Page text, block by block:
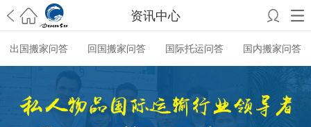
资讯中心
澳洲海运搬家回广州报关清关要怎么做？注意事项有哪些？
青岛市国际
大连市国际搬家服务到中
国台湾是一种怎样的体验？有人分享搬家经历吗？
寄到韩国有哪些国际快递方式？用哪种好？法国家具国际海运回国的方
出国搬家问答 回国搬家问答 国际托运问答 国内搬家问答